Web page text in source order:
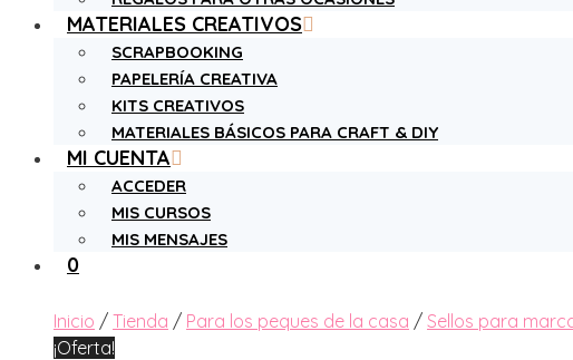
MATERIALES CREATIVOS
SCRAPBOOKING
PAPELERÍA CREATIVA
KITS CREATIVOS
MATERIALES BÁSICOS PARA CRAFT & DIY
MI CUENTA
ACCEDER
MIS CURSOS
MIS MENSAJES
0
Inicio / Tienda / Para los peques de la casa / Sellos para
¡Oferta!